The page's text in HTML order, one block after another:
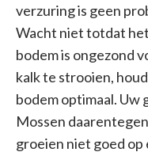
verzuring is geen
Wacht niet totdat
bodem is ongezond
kalk te strooien,
bodem optimaal. Uw
Mossen
groeien niet goed op